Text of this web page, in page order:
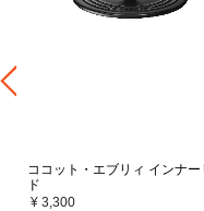
上げてくれます。
ココット・エブリィ インナー
ド
¥ 3,300